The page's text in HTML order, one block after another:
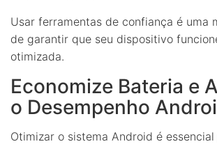
Usar ferramentas de confiança é uma
de garantir que seu dispositivo
otimizada.
Economize Bateria e
o Desempenho
Otimizar o sistema Android é